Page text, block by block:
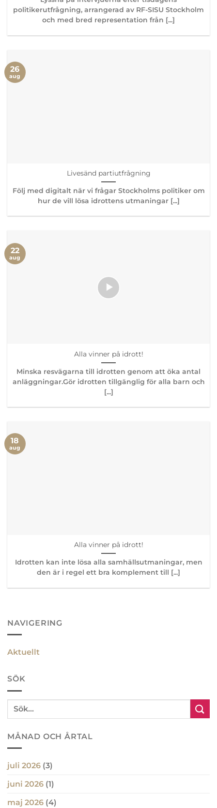
politikerutfrågning, arrangerad av RF-SISU Stockholm
och med bred representation från [...]
Livesänd partiutfrågning
Följ med digitalt när vi frågar Stockholms politiker om
hur de vill lösa idrottens utmaningar [...]
26
aug
Alla vinner på idrott!
Minska resvägarna till idrotten genom att öka antal
anläggningar.Gör idrotten tillgänglig för alla barn och
[...]
22
aug
Alla vinner på idrott!
Idrotten kan inte lösa alla samhällsutmaningar, men
den är i regel ett bra komplement till [...]
18
aug
NAVIGERING
Aktuellt
SÖK
MÅNAD OCH ÅRTAL
juli 2026 (3)
juni 2026 (1)
maj 2026 (4)